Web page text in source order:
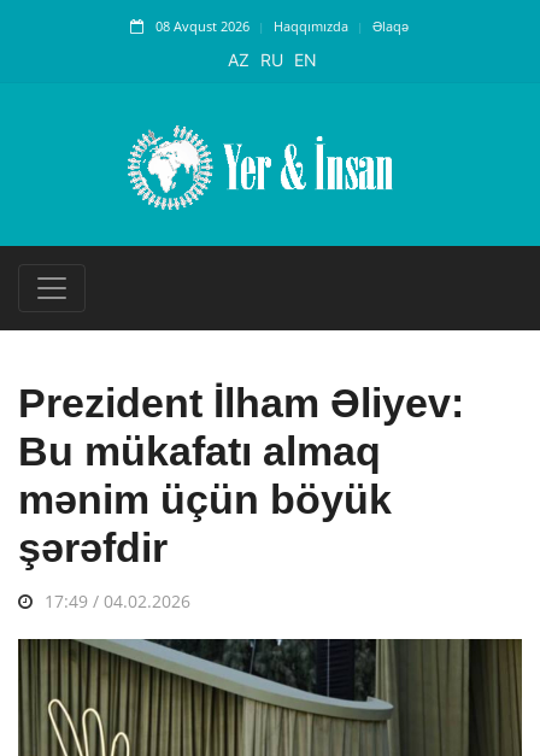
08 Avqust 2026 Haqqımızda Əlaqə
AZ RU EN
Prezident İlham Əliyev:
Bu mükafatı almaq
mənim üçün böyük
şərəfdir
17:49 / 04.02.2026